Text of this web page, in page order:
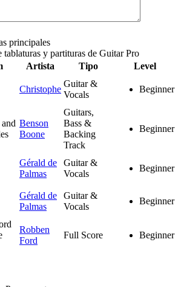
principales
y partituras de Guitar Pro
Artista Tipo
Level
Christophe
Guitar &
Vocals
Beginner
Benson
Boone
Guitars,
Bass &
Backing
Track
Beginner
Gérald de
Palmas
Guitar &
Vocals
Beginner
Gérald de
Palmas
Guitar &
Vocals
Beginner
Robben
Ford
Full Score Beginner